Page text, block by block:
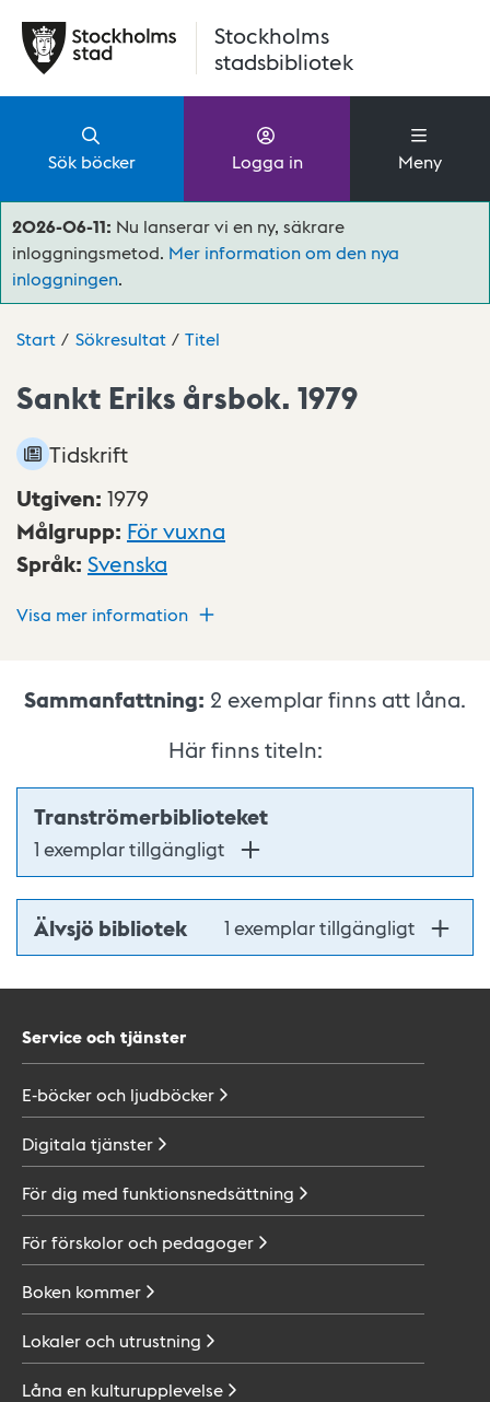
Stockholms
stadsbibliotek
Sök böcker Logga in Meny
2026-06-11: Nu lanserar vi en ny, säkrare
inloggningsmetod. Mer information om den nya
inloggningen.
Start Sökresultat Titel
Sankt Eriks årsbok. 1979
Tidskrift
Utgiven: 1979
Målgrupp: För vuxna
Språk: Svenska
Visa mer information
Sammanfattning: 2 exemplar finns att låna.
Här finns titeln:
Tranströmerbiblioteket
1 exemplar tillgängligt
Älvsjö bibliotek 1 exemplar tillgängligt
Service och tjänster
E-böcker och ljudböcker
Digitala tjänster
För dig med funktionsnedsättning
För förskolor och pedagoger
Boken kommer
Lokaler och utrustning
Låna en kulturupplevelse